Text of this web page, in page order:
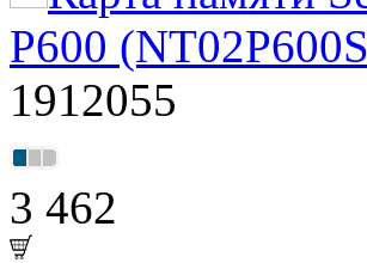
P600
1912055
3 462